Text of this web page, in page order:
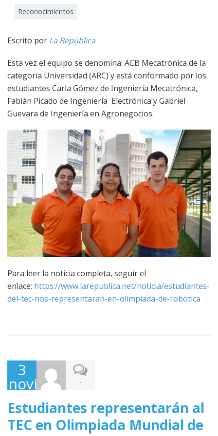
Reconocimientos
Escrito por La República
Esta vez el equipo se denomina: ACB Mecatrónica de la
categoría Universidad (ARC) y está conformado por los
estudiantes Carla Gómez de Ingeniería Mecatrónica,
Fabián Picado de Ingeniería Electrónica y Gabriel
Guevara de Ingeniería en Agronegocios.
Para leer la noticia completa, seguir el
enlace: https://www.larepublica.net/noticia/estudiantes-
del-tec-nos-representaran-en-olimpiada-de-robotica
3
noviembre,
2017
-
Estudiantes representarán al
TEC en Olimpiada Mundial de